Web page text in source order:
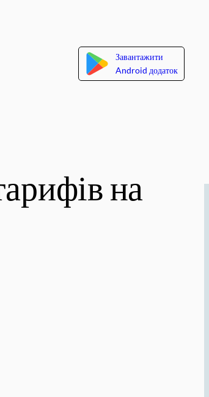
Завантажити
Android додаток
на